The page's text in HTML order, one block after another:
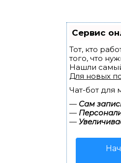
Сервис
Тот, кто
того, что
Нашли
Для новых
Чат-бот для
— Сам
—
—
ПЕРВОГО